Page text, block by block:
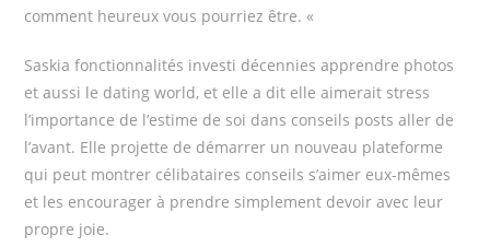
comment heureux vous pourriez être. «
Saskia fonctionnalités investi décennies apprendre photos
et aussi le dating world, et elle a dit elle aimerait stress
l’importance de l’estime de soi dans conseils posts aller de
l’avant. Elle projette de démarrer un nouveau plateforme
qui peut montrer célibataires conseils s’aimer eux-mêmes
et les encourager à prendre simplement devoir avec leur
propre joie.